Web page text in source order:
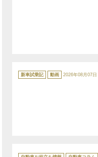
テ
ゴ
新車試乗記 動画 2026年08月07日